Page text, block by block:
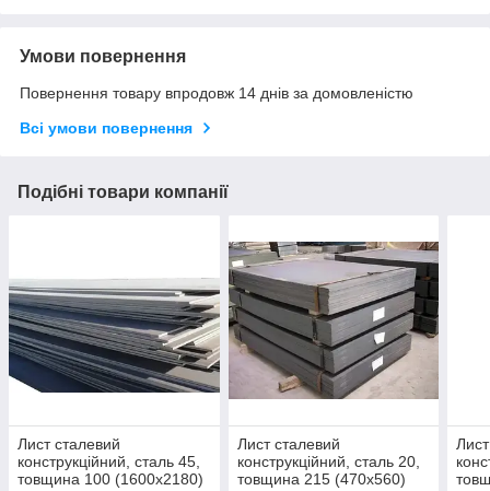
Умови повернення
Повернення товару впродовж 14 днів за домовленістю
Всі умови повернення
Подібні товари компанії
Лист сталевий
конструкційний, сталь 45,
товщина 100 (1600х2180)
Лист сталевий
конструкційний, сталь 20,
товщина 215 (470х560)